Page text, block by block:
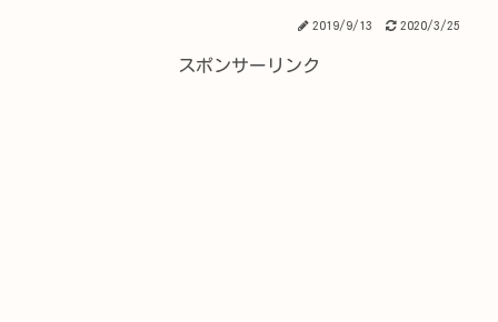
2019/9/13 2020/3/25
スポンサーリンク